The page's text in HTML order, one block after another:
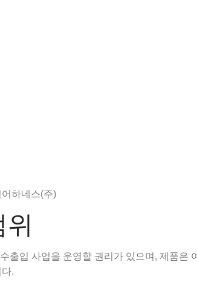
하네스(주)
출입 사업을 운영할 권리가 있으며, 제품은
.